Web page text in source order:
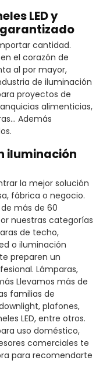
LED y
garantizado
cantidad.
el corazón de
al por mayor,
de iluminación
proyectos de
alimenticias,
Además
iluminación
la mejor solución
fábrica o negocio.
más de 60
nuestras categorías
de techo,
o iluminación
preparen un
Lámparas,
Llevamos más de
familias de
plafones,
LED, entre otros.
uso doméstico,
comerciales te
para recomendarte